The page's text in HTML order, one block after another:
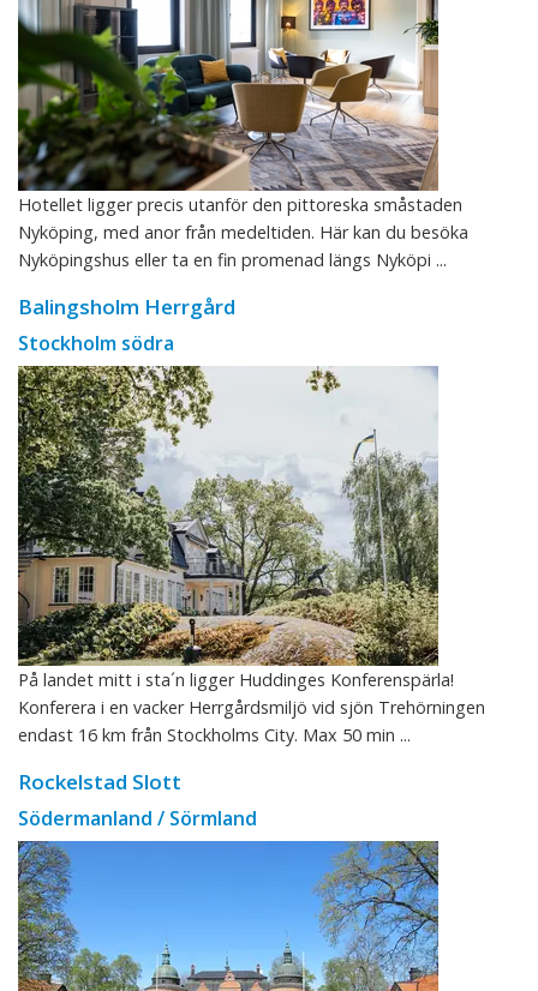
Hotellet ligger precis utanför den pittoreska småstaden
Nyköping, med anor från medeltiden. Här kan du besöka
Nyköpingshus eller ta en fin promenad längs Nyköpi ...
Balingsholm Herrgård
Stockholm södra
På landet mitt i sta´n ligger Huddinges Konferenspärla!
Konferera i en vacker Herrgårdsmiljö vid sjön Trehörningen
endast 16 km från Stockholms City. Max 50 min ...
Rockelstad Slott
Södermanland / Sörmland